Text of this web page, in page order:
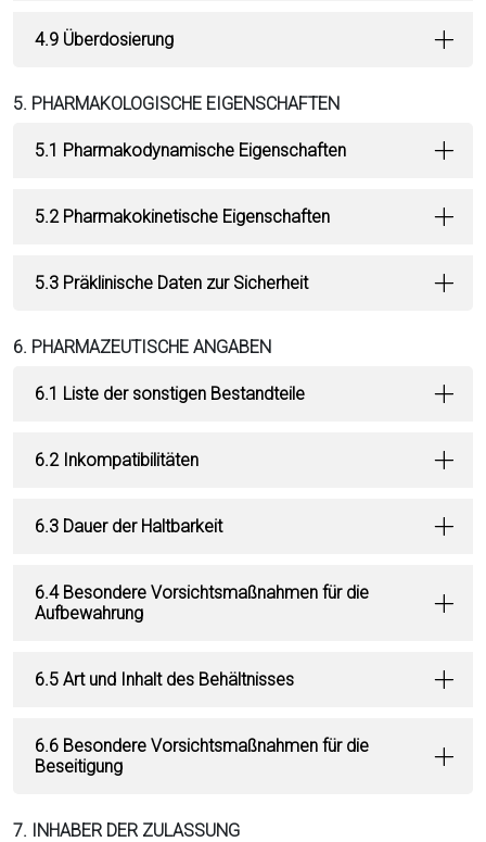
4.9 Überdosierung
5. PHARMAKOLOGISCHE EIGENSCHAFTEN
5.1 Pharmakodynamische Eigenschaften
5.2 Pharmakokinetische Eigenschaften
5.3 Präklinische Daten zur Sicherheit
6. PHARMAZEUTISCHE ANGABEN
6.1 Liste der sonstigen Bestandteile
6.2 Inkompatibilitäten
6.3 Dauer der Haltbarkeit
6.4 Besondere Vorsichtsmaßnahmen für die
Aufbewahrung
6.5 Art und Inhalt des Behältnisses
6.6 Besondere Vorsichtsmaßnahmen für die
Beseitigung
7. INHABER DER ZULASSUNG